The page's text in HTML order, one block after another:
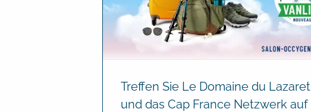
Treffen Sie Le Domaine du Lazaret
und das Cap France Netzwerk auf